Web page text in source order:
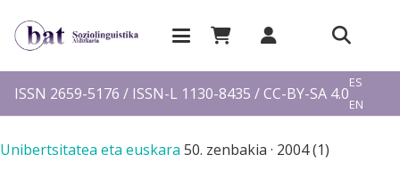
ISSN 2659-5176 / ISSN-L 1130-8435 / CC-BY-SA 4.0
ES
EN
Unibertsitatea eta euskara 50. zenbakia · 2004 (1)